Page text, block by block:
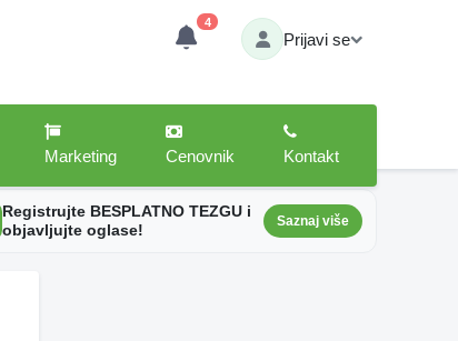
4
Prijavi se
Marketing
Cenovnik Kontakt
Registrujte BESPLATNO TEZGU i
objavljujte oglase!
Saznaj više